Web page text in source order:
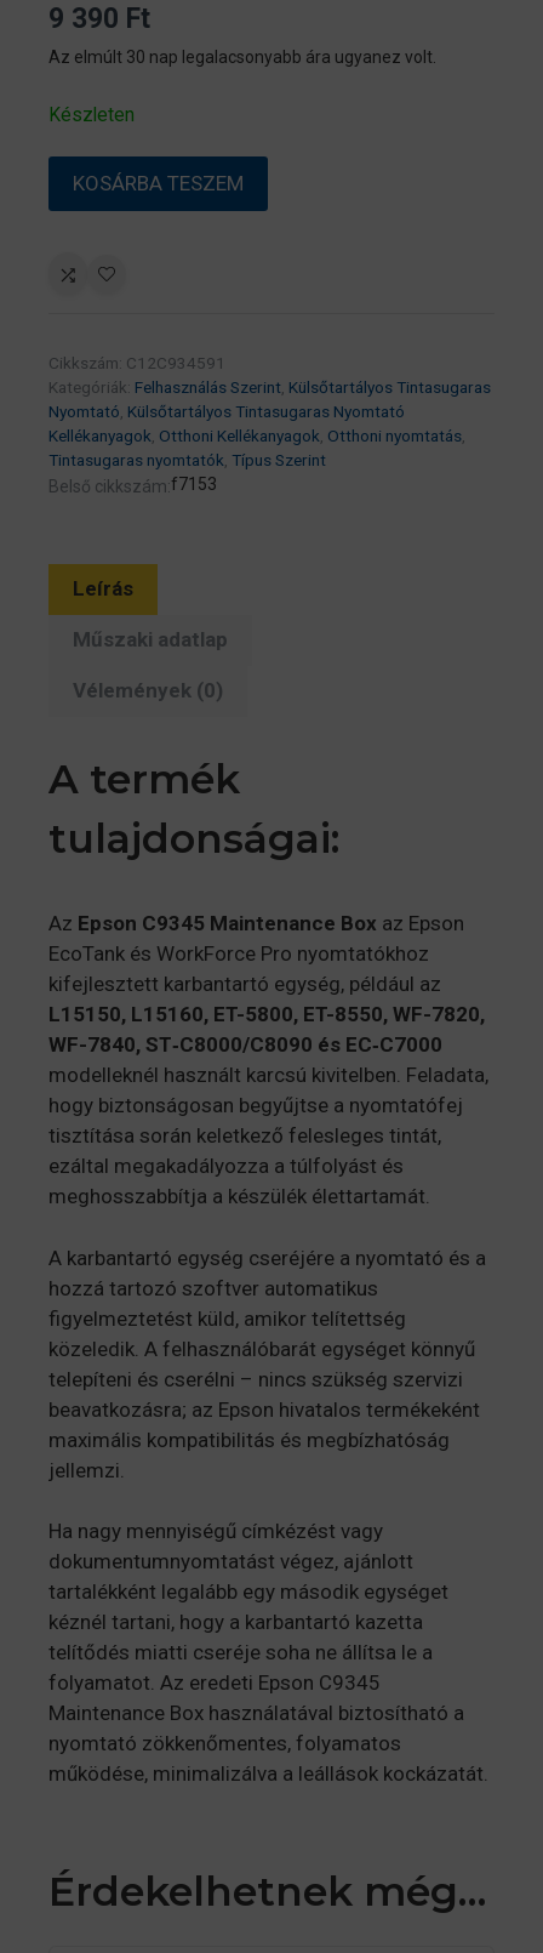
9 390 Ft
Az elmúlt 30 nap legalacsonyabb ára ugyanez volt.
Készleten
EPSON
(C12C934591)
mennyiség
KOSÁRBA TESZEM
Cikkszám: C12C934591
Kategóriák: Felhasználás Szerint Külsőtartályos Tintasugaras
Nyomtató Külsőtartályos Tintasugaras Nyomtató
Kellékanyagok Otthoni Kellékanyagok Otthoni nyomtatás
Tintasugaras nyomtatók Típus Szerint
Belső cikkszám:f7153
Leírás
Műszaki adatlap
Vélemények (0)
A termék
tulajdonságai:
Az Epson C9345 Maintenance Box az Epson
EcoTank és WorkForce Pro nyomtatókhoz
kifejlesztett karbantartó egység, például az
L15150, L15160, ET-5800, ET-8550, WF-7820,
WF-7840, ST‑C8000/C8090 és EC‑C7000
modelleknél használt karcsú kivitelben. Feladata,
hogy biztonságosan begyűjtse a nyomtatófej
tisztítása során keletkező felesleges tintát,
ezáltal megakadályozza a túlfolyást és
meghosszabbítja a készülék élettartamát.
A karbantartó egység cseréjére a nyomtató és a
hozzá tartozó szoftver automatikus
figyelmeztetést küld, amikor telítettség
közeledik A felhasználóbarát egységet könnyű
telepíteni és cserélni – nincs szükség szervizi
beavatkozásra; az Epson hivatalos termékeként
maximális kompatibilitás és megbízhatóság
jellemzi
Ha nagy mennyiségű címkézést vagy
dokumentumnyomtatást végez, ajánlott
tartalékként legalább egy második egységet
kéznél tartani, hogy a karbantartó kazetta
telítődés miatti cseréje soha ne állítsa le a
folyamatot. Az eredeti Epson C9345
Maintenance Box használatával biztosítható a
nyomtató zökkenőmentes, folyamatos
működése, minimalizálva a leállások kockázatát.
Érdekelhetnek még…